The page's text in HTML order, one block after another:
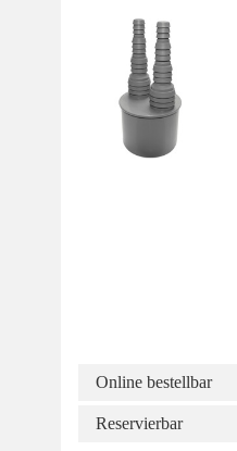
Online bestellbar
Reservierbar